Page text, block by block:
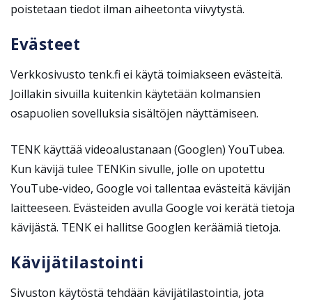
poistetaan tiedot ilman aiheetonta viivytystä.
Evästeet
Verkkosivusto tenk.fi ei käytä toimiakseen evästeitä.
Joillakin sivuilla kuitenkin käytetään kolmansien
osapuolien sovelluksia sisältöjen näyttämiseen.
TENK käyttää videoalustanaan (Googlen) YouTubea.
Kun kävijä tulee TENKin sivulle, jolle on upotettu
YouTube-video, Google voi tallentaa evästeitä kävijän
laitteeseen. Evästeiden avulla Google voi kerätä tietoja
kävijästä. TENK ei hallitse Googlen keräämiä tietoja.
Kävijätilastointi
Sivuston käytöstä tehdään kävijätilastointia, jota